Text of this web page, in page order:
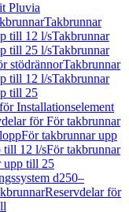
Pluvia
Takbrunnar
till 12 l/sTakbrunnar
till 25 l/sTakbrunnar
stödrännorTakbrunnar
till 12 l/sTakbrunnar
till 25
Installationselement
för För takbrunnar
För takbrunnar upp
till 12 l/sFör takbrunnar
upp till 25
d250–
Reservdelar för